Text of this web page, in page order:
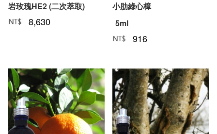
岩玫瑰HE2 (二次萃取)
NT﹕
8,630
小肋綠心樟
5ml
NT﹕
916